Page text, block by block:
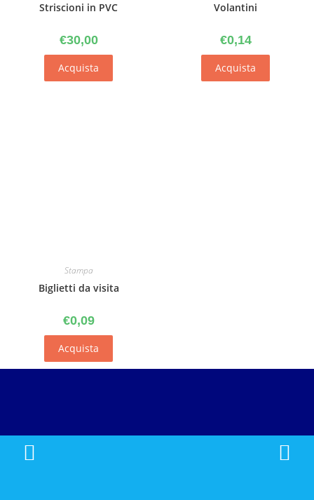
Striscioni in PVC
€30,00
Acquista
Volantini
€0,14
Acquista
Stampa
Biglietti da visita
€0,09
Acquista